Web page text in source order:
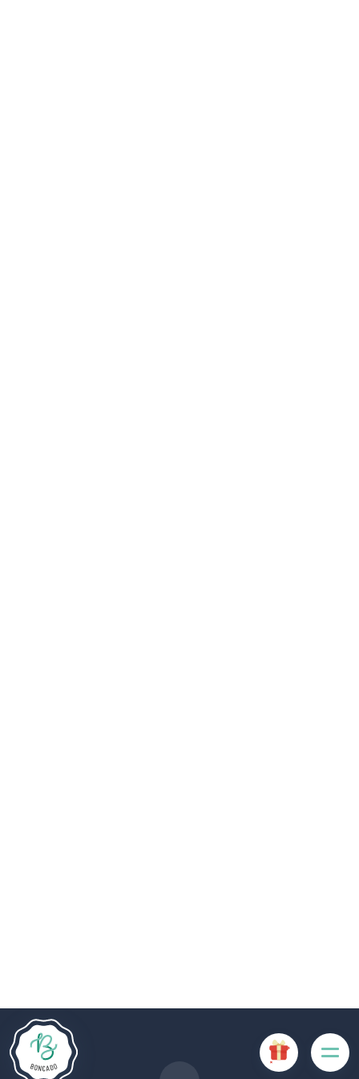
De # PLATFORM_BRANDED_NAME # website maakt
gebruik van cookies. Sommige cookies zijn noodzakelijk voor
de goede werking van de website en als ze uitgeschakeld
zijn, zullen ze de gebruikerservaring negatief beïnvloeden of
ervoor zorgen dat sommige functies van de website
uitgeschakeld zijn. Andere cookies worden gebruikt voor